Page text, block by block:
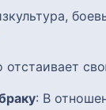
отстаивает
: В